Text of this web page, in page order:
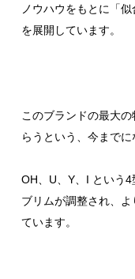
ノウハウをもとに「
を展開しています。
このブランドの最大
らうという、今までに
OH、U、Y、I という
ブリムが調整され、
ています。